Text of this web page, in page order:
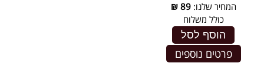
המחיר שלנו:89
₪
כולל משלוח
הוסף לסל
פרטים נוספים